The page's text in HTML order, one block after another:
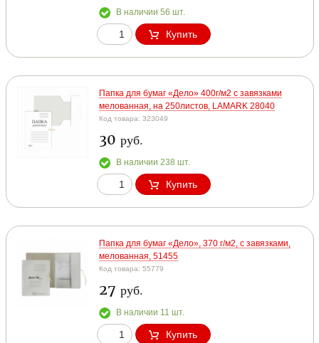
В наличии 56 шт.
Купить
Папка для бумаг «Дело» 400г/м2 с завязками
мелованная, на 250листов, LAMARK 28040
Код товара: 323049
30 руб.
В наличии 238 шт.
Купить
Папка для бумаг «Дело», 370 г/м2, с завязками,
мелованная, 51455
Код товара: 55779
27 руб.
В наличии 11 шт.
Купить